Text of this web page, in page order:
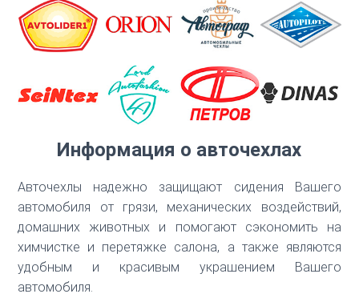
Информация о авточехлах
Авточехлы надежно защищают сидения Вашего
автомобиля от грязи, механических воздействий,
домашних животных и помогают сэкономить на
химчистке и перетяжке салона, а также являются
удобным и красивым украшением Вашего
автомобиля.